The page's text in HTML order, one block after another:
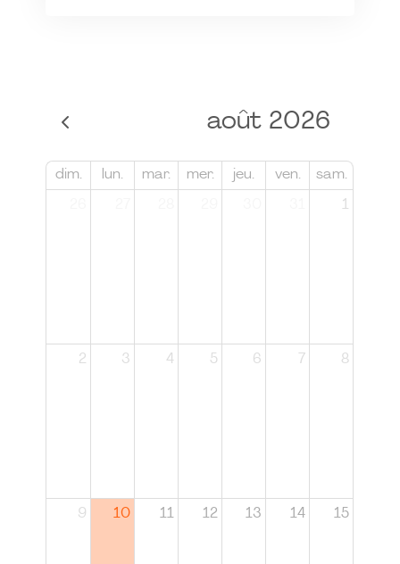
août 2026
dim. lun. mar. mer. jeu. ven. sam.
1
2 3 4 5 6 7 8
9 10 11 12 13 14 15